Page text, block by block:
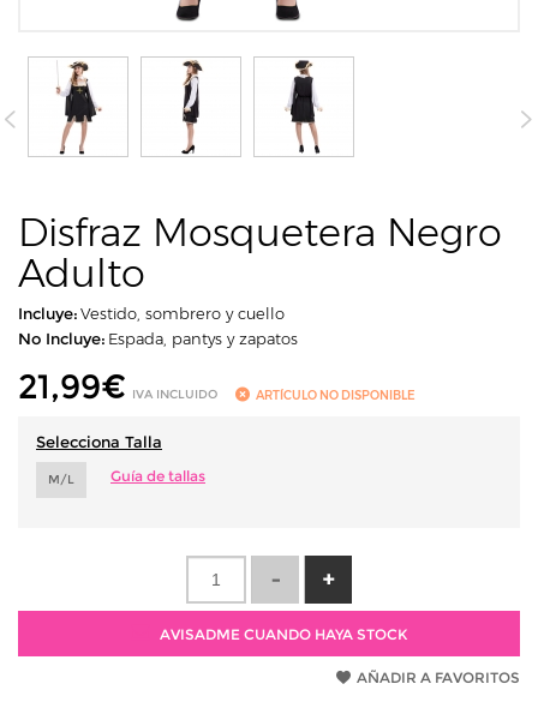
Disfraz Mosquetera Negro
Adulto
Incluye:Vestido, sombrero y cuello
No Incluye: Espada, pantys y zapatos
21,99€ IVA INCLUIDO ARTÍCULO NO DISPONIBLE
Selecciona Talla
M/L Guía de tallas
AVISADME CUANDO HAYA STOCK
AÑADIR A FAVORITOS